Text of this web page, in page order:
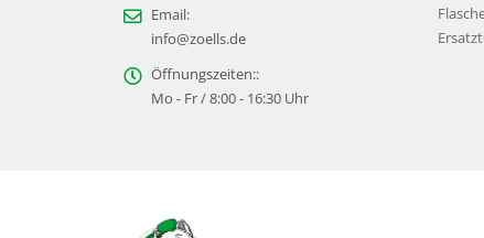
Email:
info@zoells.de
Öffnungszeiten::
Mo - Fr / 8:00 - 16:30 Uhr